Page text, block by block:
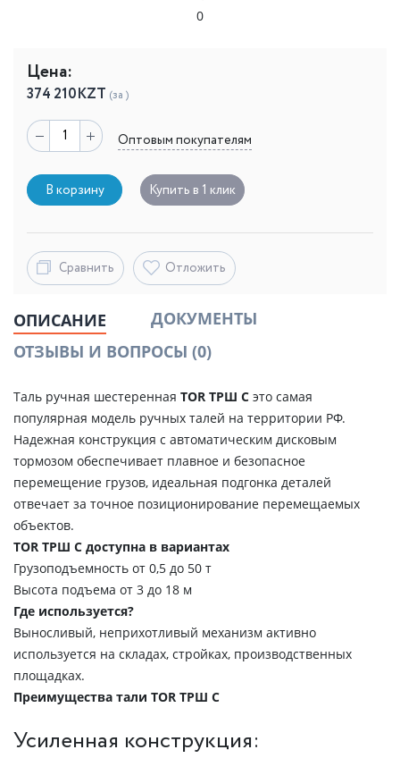
0
Цена:
374 210KZT (за )
Оптовым покупателям
В корзину Купить в 1 клик
Сравнить Отложить
ОПИСАНИЕ
ДОКУМЕНТЫ
ОТЗЫВЫ И ВОПРОСЫ (0)
Таль ручная шестеренная TOR ТРШ С это самая
популярная модель ручных талей на территории РФ.
Надежная конструкция с автоматическим дисковым
тормозом обеспечивает плавное и безопасное
перемещение грузов, идеальная подгонка деталей
отвечает за точное позиционирование перемещаемых
объектов.
TOR ТРШ С доступна в вариантах
Грузоподъемность от 0,5 до 50 т
Высота подъема от 3 до 18 м
Где используется?
Выносливый, неприхотливый механизм активно
используется на складах, стройках, производственных
площадках.
Преимущества тали TOR ТРШ C
Усиленная конструкция: